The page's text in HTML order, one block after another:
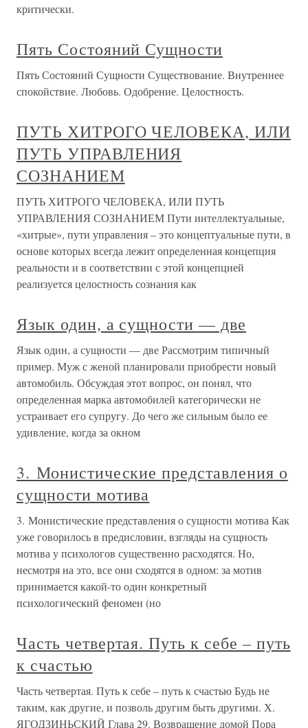
критически.
Пять Состояний Сущности
Пять Состояний Сущности Существование. Внутреннее
спокойствие. Любовь. Одобрение. Целостность.
ПУТЬ ХИТРОГО ЧЕЛОВЕКА, ИЛИ
ПУТЬ УПРАВЛЕНИЯ
СОЗНАНИЕМ
ПУТЬ ХИТРОГО ЧЕЛОВЕКА, ИЛИ ПУТЬ
УПРАВЛЕНИЯ СОЗНАНИЕМ Пути интеллектуальные,
«хитрые», пути управления – это концептуальные пути, в
основе которых всегда лежит определенная концепция
реальности и в соответствии с этой концепцией
реализуется целостность сознания как
Язык один, а сущности — две
Язык один, а сущности — две Рассмотрим типичный
пример. Муж с женой планировали приобрести новый
автомобиль. Обсуждая этот вопрос, он понял, что
определенная марка автомобилей категорически не
устраивает его супругу. До чего же сильным было ее
удивление, когда за окном
3. Монистические представления о
сущности мотива
3. Монистические представления о сущности мотива Как
уже говорилось в предисловии, взгляды на сущность
мотива у психологов существенно расходятся. Но,
несмотря на это, все они сходятся в одном: за мотив
принимается какой-то один конкретный
психологический феномен (но
Часть четвертая. Путь к себе – путь
к счастью
Часть четвертая. Путь к себе – путь к счастью Будь не
таким, как другие, и позволь другим быть другими. Х.
ЯГОДЗИНЬСКИЙ Глава 29. Возвращение домой Пора